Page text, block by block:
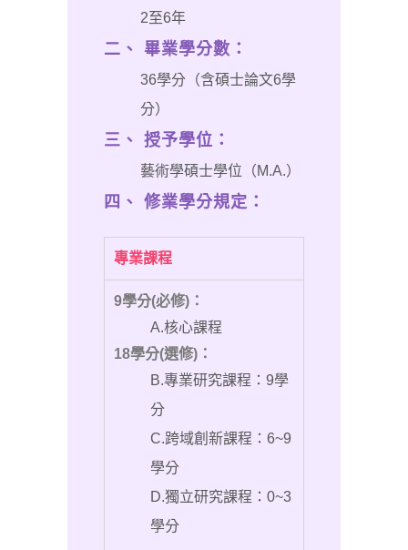
2至6年
二、 畢業學分數：
36學分（含碩士論文6學
分）
三、 授予學位：
藝術學碩士學位（M.A.）
四、 修業學分規定：
專業課程
9學分(必修)：
A.核心課程
18學分(選修)：
B.專業研究課程：9學
分
C.跨域創新課程：6~9
學分
D.獨立研究課程：0~3
學分